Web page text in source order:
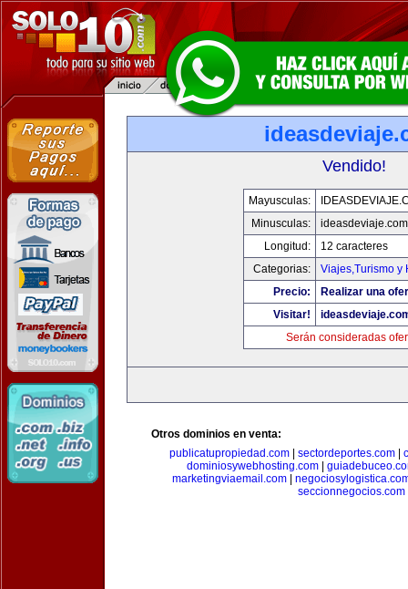
Vendido!
Mayusculas:
Minusculas:
ideasdeviaje.com
Longitud:
12 caracteres
Categorias:
Viajes,Turismo y
Precio:
Realizar una
Visitar!
Serán consideradas
Otros dominios en venta:
publicatupropiedad.com
sectordeportes.com
dominiosywebhosting.com|
marketingviaemail.com|
seccionnegocios.com